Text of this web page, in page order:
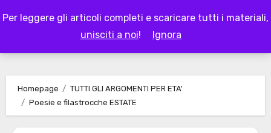
Per leggere gli articoli completi e scaricare tutti i materiali,
unisciti a noi! Ignora
to
LAPAPPADOLCE
Homepage
TUTTI GLI ARGOMENTI PER ETA'
Poesie e filastrocche ESTATE